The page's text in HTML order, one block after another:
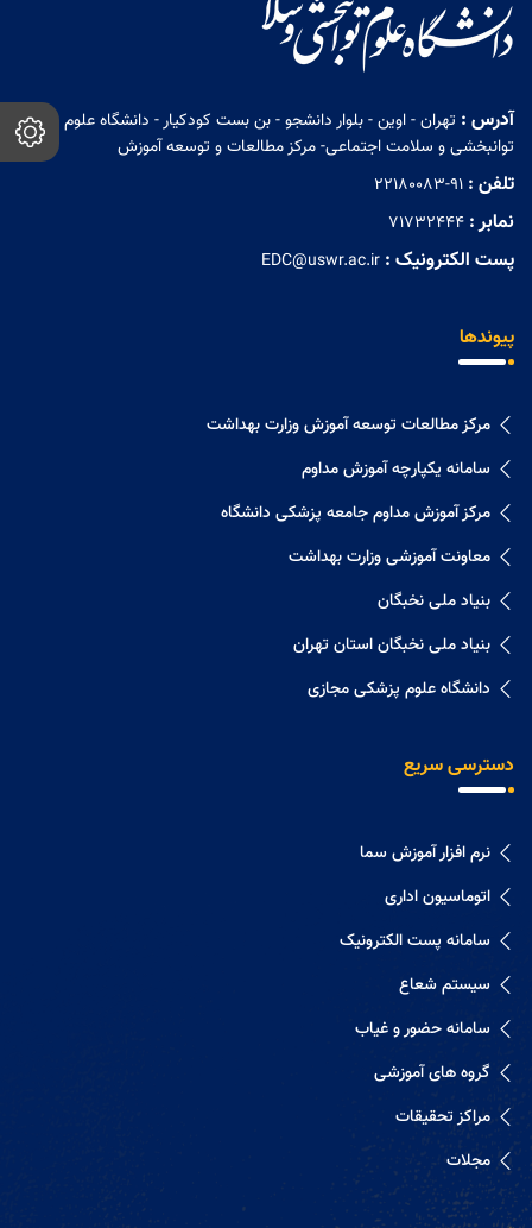
آدرس : تهران - اوین - بلوار دانشجو - بن بست کودکیار - دانشگاه علوم
توانبخشی و سلامت اجتماعی- مرکز مطالعات و توسعه آموزش
تلفن : 22180083-91
نمابر : 71732444
پست الکترونیک : EDC@uswr.ac.ir
پیوندها
مرکز مطالعات توسعه آموزش وزارت بهداشت
سامانه یکپارچه آموزش مداوم
مرکز آموزش مداوم جامعه پزشکی دانشگاه
معاونت آموزشی وزارت بهداشت
بنیاد ملی نخبگان
بنیاد ملی نخبگان استان تهران
دانشگاه علوم پزشکی مجازی
دسترسی سریع
نرم افزار آموزش سما
اتوماسیون اداری
سامانه پست الکترونیک
سیستم شعاع
سامانه حضور و غیاب
گروه های آموزشی
مراکز تحقیقات
مجلات